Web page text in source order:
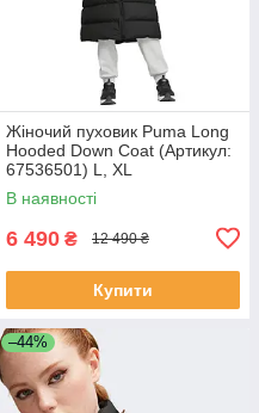
Жіночий пуховик Puma Long
Hooded Down Coat (Артикул:
67536501) L, XL
В наявності
6 490 ₴ 12 490 ₴
Купити
–44%